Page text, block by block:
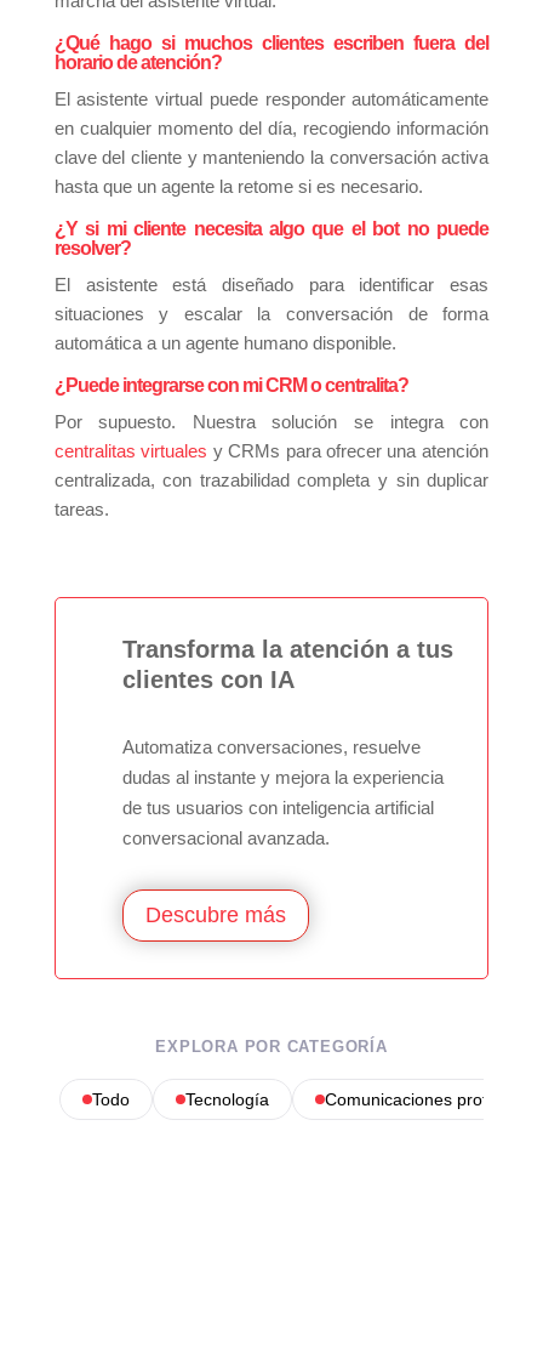
¿Qué hago si muchos clientes escriben fuera del
horario de atención?
El asistente virtual puede responder automáticamente
en cualquier momento del día, recogiendo información
clave del cliente y manteniendo la conversación activa
hasta que un agente la retome si es necesario.
¿Y si mi cliente necesita algo que el bot no puede
resolver?
El asistente está diseñado para identificar esas
situaciones y escalar la conversación de forma
automática a un agente humano disponible.
¿Puede integrarse con mi CRM o centralita?
Por supuesto. Nuestra solución se integra con
centralitas virtuales y CRMs para ofrecer una atención
centralizada, con trazabilidad completa y sin duplicar
tareas.
Transforma la atención a tus
clientes con IA
Automatiza conversaciones, resuelve
dudas al instante y mejora la experiencia
de tus usuarios con inteligencia artificial
conversacional avanzada.
Descubre más
EXPLORA POR CATEGORÍA
Todo Tecnología Comunicaciones